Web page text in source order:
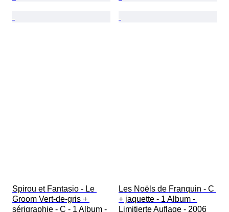
Spirou et Fantasio - Le
Groom Vert-de-gris +
sérigraphie - C - 1 Album -
Les Noëls de Franquin - C
+ jaquette - 1 Album -
Limitierte Auflage - 2006